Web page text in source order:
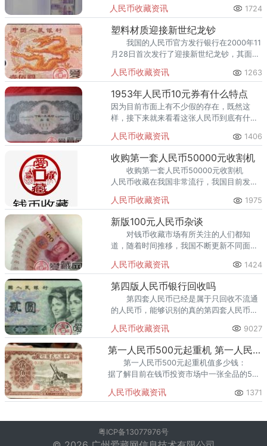
念钞。 &
人民币收藏资讯 1724
塑料材质迎接新世纪龙钞
我国的人民币官方发行银行在2000年11
月28日首次发行了迎接新世纪龙钞，其面值
中可以正常流通。
人民币收藏资讯 1263
1953年人民币10元券有什么特点
因为目前市面上有不少假的存在，既然这
样，接下来就来看看这张人民币到底有什么
人民币收藏资讯 1406
收购第一套人民币50000元收割机
收购第一套人民币50000元收割机
人民币收藏在我国非常流行，我国目前发行
套人民币，其中第四套人民币还没有完全退
市，目前
人民币收藏资讯 1975
新版100元人民币杂谈
对钱币收藏市场有所关注的人们都知
道，随着时间推移，我国不断更新不同面值
现在人们生活的方方面面。
人民币收藏资讯 1424
第四版人民币银行回收吗
第四套人民币已经是属于只回收不流通
的人民币，能够识别的真的第四套人民币可
藏或者是找出的起价的有缘人出手。
人民币收藏资讯 9027
第一人民币500元起重机 第一人民币500元起重机值多少钱
第一人民币500元起重机值多少钱：
据了解目前在钱币投资市场中一张全品的500
人民币收藏资讯 1371
粤ICP备13077976号